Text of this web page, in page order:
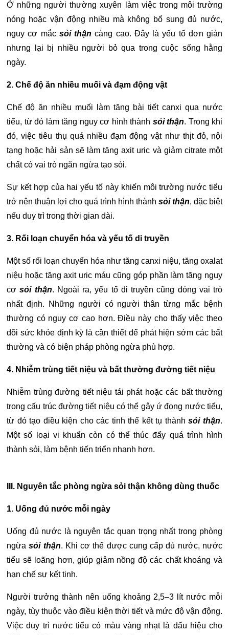
Ở những người thường xuyên làm việc trong môi trường
nóng hoặc vận động nhiều mà không bổ sung đủ nước,
nguy cơ mắc sỏi thận càng cao. Đây là yếu tố đơn giản
nhưng lại bị nhiều người bỏ qua trong cuộc sống hằng
ngày.
2. Chế độ ăn nhiều muối và đạm động vật
Chế độ ăn nhiều muối làm tăng bài tiết canxi qua nước
tiểu, từ đó làm tăng nguy cơ hình thành sỏi thận. Trong khi
đó, việc tiêu thụ quá nhiều đạm động vật như thịt đỏ, nội
tạng hoặc hải sản sẽ làm tăng axit uric và giảm citrate một
chất có vai trò ngăn ngừa tạo sỏi.
Sự kết hợp của hai yếu tố này khiến môi trường nước tiểu
trở nên thuận lợi cho quá trình hình thành sỏi thận, đặc biệt
nếu duy trì trong thời gian dài.
3. Rối loạn chuyển hóa và yếu tố di truyền
Một số rối loạn chuyển hóa như tăng canxi niệu, tăng oxalat
niệu hoặc tăng axit uric máu cũng góp phần làm tăng nguy
cơsỏi thận. Ngoài ra, yếu tố di truyền cũng đóng vai trò
nhất định. Những người có người thân từng mắc bệnh
thường có nguy cơ cao hơn.Điều này cho thấy việc theo
dõi sức khỏe định kỳ là cần thiết để phát hiện sớm các bất
thường và có biện pháp phòng ngừa phù hợp.
4. Nhiễm trùng tiết niệu và bất thường đường tiết niệu
Nhiễm trùng đường tiết niệu tái phát hoặc các bất thường
trong cấu trúc đường tiết niệu có thể gây ứ đọng nước tiểu,
từ đó tạo điều kiện cho các tinh thể kết tụ thànhsỏi thận.
Một số loại vi khuẩn còn có thể thúc đẩy quá trình hình
thành sỏi, làm bệnh tiến triển nhanh hơn.
III. Nguyên tắc phòng ngừa sỏi thận không dùng thuốc
1. Uống đủ nước mỗi ngày
Uống đủ nước là nguyên tắc quan trọng nhất trong phòng
ngừasỏi thận. Khi cơ thể được cung cấp đủ nước, nước
tiểu sẽ loãng hơn, giúp giảm nồng độ các chất khoáng và
hạn chế sự kết tinh.
Người trưởng thành nên uống khoảng 2,5–3 lít nước mỗi
ngày, tùy thuộc vào điều kiện thời tiết và mức độ vận động.
Việc duy trì nước tiểu có màu vàng nhạt là dấu hiệu cho